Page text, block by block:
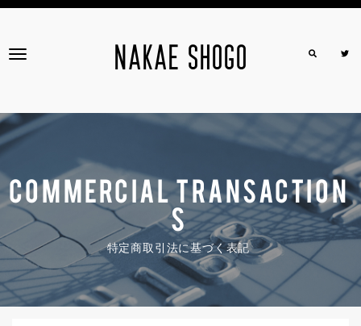
NAKAE SHOGO
T
g
n
i
g
a
COMMERCIAL TRANSACTION
S
特定商取引法に基づく表記